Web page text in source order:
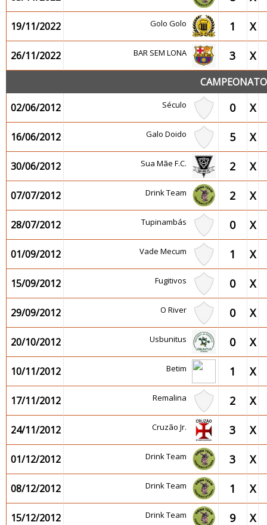
19/11/2022 Golo Golo 1 X
26/11/2022 BAR SEM LONA 3 X
02/06/2012
Século 0 X
16/06/2012 Galo Doido 5 X
30/06/2012 Sua Mãe F.C. 2 X
07/07/2012 Drink Team 2 X
28/07/2012 Tupinambás 0 X
01/09/2012 Vade Mecum 1 X
15/09/2012 Fugitivos 0 X
29/09/2012 O River 0 X
20/10/2012 Usbunitus 0 X
10/11/2012 Betim 1 X
17/11/2012 Remalina 2 X
24/11/2012 Cruzão Jr. 3 X
01/12/2012 Drink Team 3 X
08/12/2012 Drink Team 1 X
15/12/2012 Drink Team 9 X